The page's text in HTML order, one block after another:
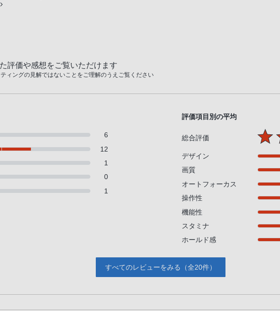
評価や感想をご覧いただけます
ィングの見解ではないことをご理解のうえご覧ください
6
12
1
0
1
評価項目別の平均
総合評価
デザイン
画質
オートフォーカス
操作性
機能性
スタミナ
ホールド感
すべてのレビューをみる（全20件）